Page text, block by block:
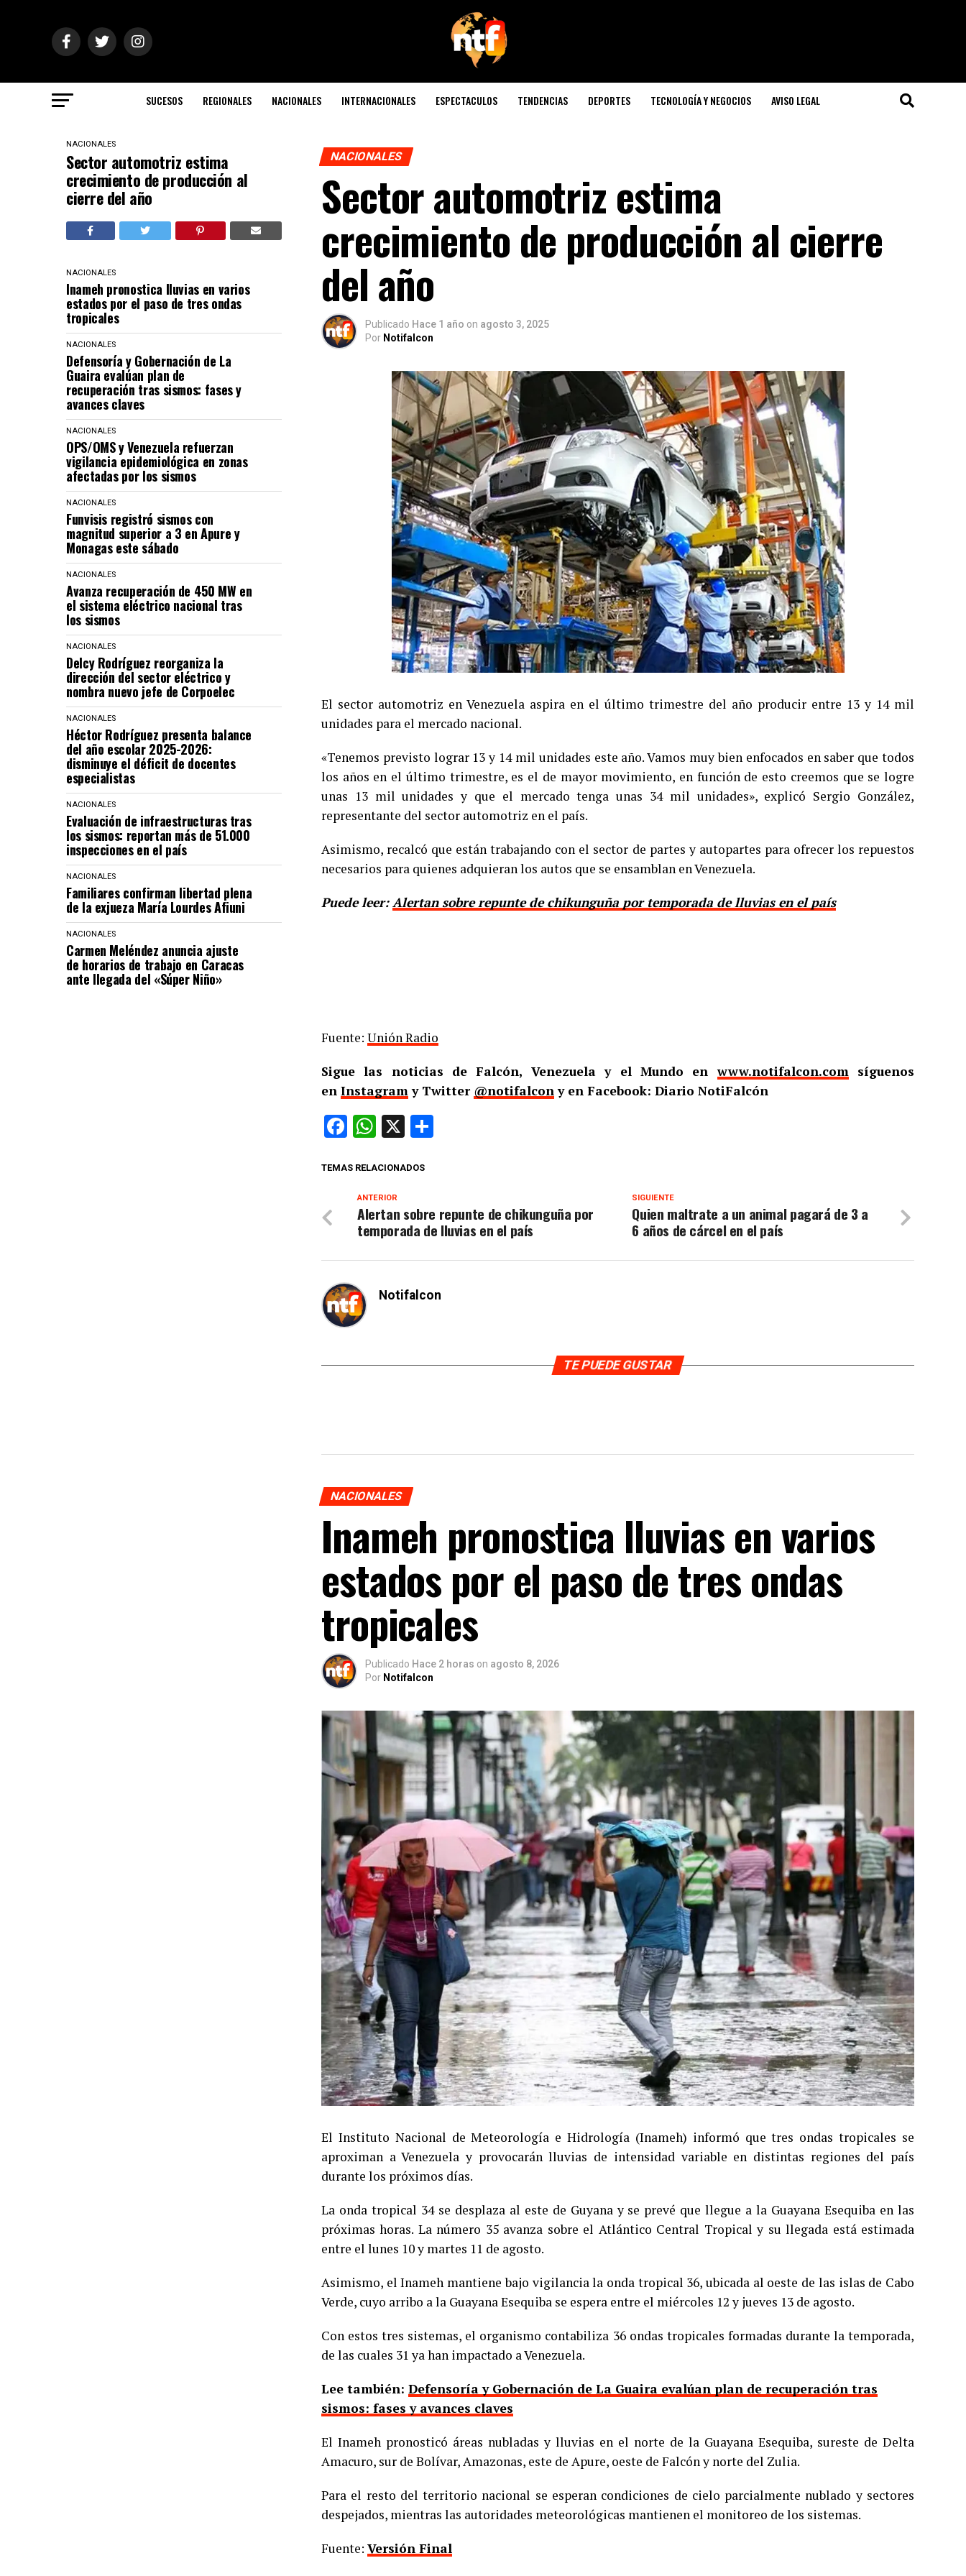
SUCESOS REGIONALES NACIONALES INTERNACIONALES ESPECTACULOS TENDENCIAS DEPORTES TECNOLOGÍA Y NEGOCIOS AVISO LEGAL
NACIONALES
Sector automotriz estima
crecimiento de producción al
cierre del año
NACIONALES
Inameh pronostica lluvias en varios
estados por el paso de tres ondas
tropicales
NACIONALES
Defensoría y Gobernación de La
Guaira evalúan plan de
recuperación tras sismos: fases y
avances claves
NACIONALES
OPS/OMS y Venezuela refuerzan
vigilancia epidemiológica en zonas
afectadas por los sismos
NACIONALES
Funvisis registró sismos con
magnitud superior a 3 en Apure y
Monagas este sábado
NACIONALES
Avanza recuperación de 450 MW en
el sistema eléctrico nacional tras
los sismos
NACIONALES
Delcy Rodríguez reorganiza la
dirección del sector eléctrico y
nombra nuevo jefe de Corpoelec
NACIONALES
Héctor Rodríguez presenta balance
del año escolar 2025-2026:
disminuye el déficit de docentes
especialistas
NACIONALES
Evaluación de infraestructuras tras
los sismos: reportan más de 51.000
inspecciones en el país
NACIONALES
Familiares confirman libertad plena
de la exjueza María Lourdes Afiuni
NACIONALES
Carmen Meléndez anuncia ajuste
de horarios de trabajo en Caracas
ante llegada del «Súper Niño»
NACIONALES
Sector automotriz estima
crecimiento de producción al cierre
del año
Publicado Hace 1 año on agosto 3, 2025
Por Notifalcon
El sector automotriz en Venezuela aspira en el último trimestre del año producir entre 13 y 14 mil
unidades para el mercado nacional.
«Tenemos previsto lograr 13 y 14 mil unidades este año. Vamos muy bien enfocados en saber que todos
los años en el último trimestre, es el de mayor movimiento, en función de esto creemos que se logre
unas 13 mil unidades y que el mercado tenga unas 34 mil unidades», explicó Sergio González,
representante del sector automotriz en el país.
Asimismo, recalcó que están trabajando con el sector de partes y autopartes para ofrecer los repuestos
necesarios para quienes adquieran los autos que se ensamblan en Venezuela.
Puede leer:Alertan sobre repunte de chikunguña por temporada de lluvias en el país
Fuente: Unión Radio
Sigue las noticias de Falcón, Venezuela y el Mundo enwww.notifalcon.comsíguenos
en Instagramy Twitter @notifalcony en Facebook: Diario NotiFalcón
Facebook
WhatsApp
X
TEMAS RELACIONADOS
SIGUIENTE
Quien maltrate a un animal pagará de 3 a
6 años de cárcel en el país
ANTERIOR
Alertan sobre repunte de chikunguña por
temporada de lluvias en el país
Notifalcon
TE PUEDE GUSTAR
NACIONALES
Inameh pronostica lluvias en varios
estados por el paso de tres ondas
tropicales
Publicado Hace 2 horas on agosto 8, 2026
Por Notifalcon
El Instituto Nacional de Meteorología e Hidrología (Inameh) informó que tres ondas tropicales se
aproximan a Venezuela y provocarán lluvias de intensidad variable en distintas regiones del país
durante los próximos días.
La onda tropical 34 se desplaza al este de Guyana y se prevé que llegue a la Guayana Esequiba en las
próximas horas. La número 35 avanza sobre el Atlántico Central Tropical y su llegada está estimada
entre el lunes 10 y martes 11 de agosto.
Asimismo, el Inameh mantiene bajo vigilancia la onda tropical 36, ubicada al oeste de las islas de Cabo
Verde, cuyo arribo a la Guayana Esequiba se espera entre el miércoles 12 y jueves 13 de agosto.
Con estos tres sistemas, el organismo contabiliza 36 ondas tropicales formadas durante la temporada,
de las cuales 31 ya han impactado a Venezuela.
Lee también: Defensoría y Gobernación de La Guaira evalúan plan de recuperación tras
sismos: fases y avances claves
El Inameh pronosticó áreas nubladas y lluvias en el norte de la Guayana Esequiba, sureste de Delta
Amacuro, sur de Bolívar, Amazonas, este de Apure, oeste de Falcón y norte del Zulia.
Para el resto del territorio nacional se esperan condiciones de cielo parcialmente nublado y sectores
despejados, mientras las autoridades meteorológicas mantienen el monitoreo de los sistemas.
Fuente: Versión Final